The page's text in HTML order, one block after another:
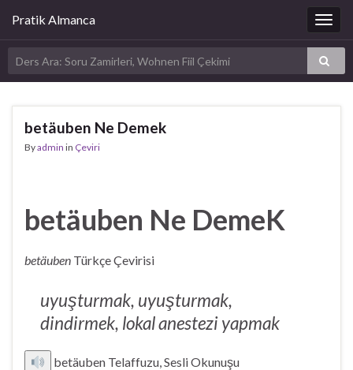
Pratik Almanca
betäuben Ne Demek
Byadmin in Çeviri
betäuben Ne DemeK
betäuben Türkçe Çevirisi
uyuşturmak, uyuşturmak,
dindirmek, lokal anestezi yapmak
betäuben Telaffuzu, Sesli Okunuşu